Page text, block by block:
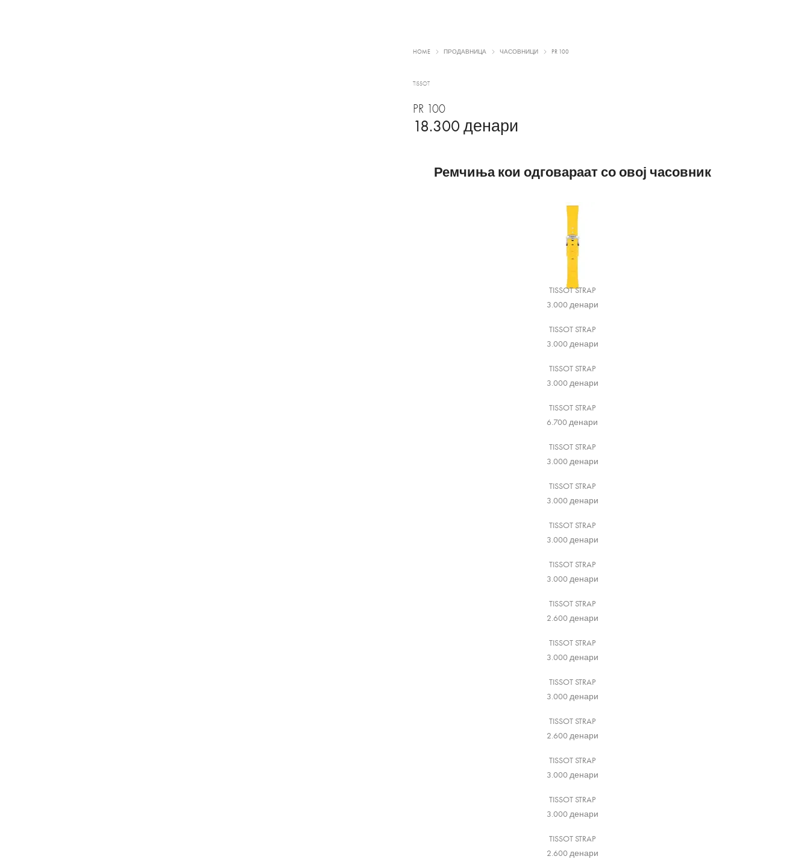
HOME ПРОДАВНИЦА ЧАСОВНИЦИ PR 100
TISSOT
PR 100
18.300денари
Ремчиња кои одговараат со овој часовник
TISSOT STRAP
3.000денари
TISSOT STRAP
3.000денари
TISSOT STRAP
3.000денари
TISSOT STRAP
6.700денари
TISSOT STRAP
3.000денари
TISSOT STRAP
3.000денари
TISSOT STRAP
3.000денари
TISSOT STRAP
3.000денари
TISSOT STRAP
2.600денари
TISSOT STRAP
3.000денари
TISSOT STRAP
3.000денари
TISSOT STRAP
2.600денари
TISSOT STRAP
3.000денари
TISSOT STRAP
3.000денари
TISSOT STRAP
2.600денари